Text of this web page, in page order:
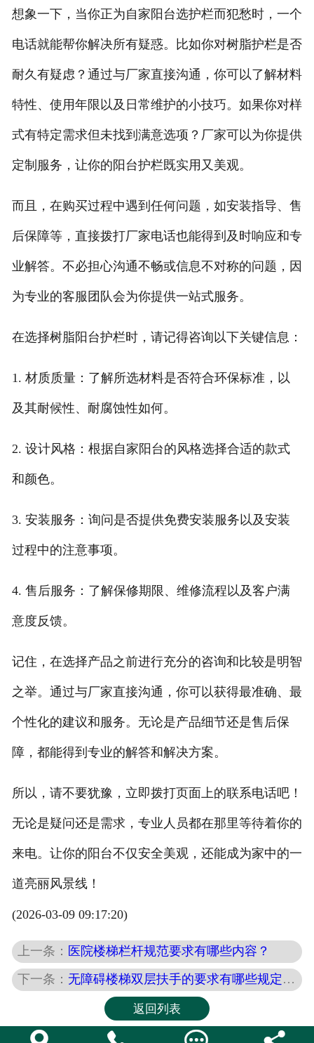
想象一下，当你正为自家阳台选护栏而犯愁时，一个
电话就能帮你解决所有疑惑。比如你对树脂护栏是否
耐久有疑虑？通过与厂家直接沟通，你可以了解材料
特性、使用年限以及日常维护的小技巧。如果你对样
式有特定需求但未找到满意选项？厂家可以为你提供
定制服务，让你的阳台护栏既实用又美观。
而且，在购买过程中遇到任何问题，如安装指导、售
后保障等，直接拨打厂家电话也能得到及时响应和专
业解答。不必担心沟通不畅或信息不对称的问题，因
为专业的客服团队会为你提供一站式服务。
在选择树脂阳台护栏时，请记得咨询以下关键信息：
1. 材质质量：了解所选材料是否符合环保标准，以
及其耐候性、耐腐蚀性如何。
2. 设计风格：根据自家阳台的风格选择合适的款式
和颜色。
3. 安装服务：询问是否提供免费安装服务以及安装
过程中的注意事项。
4. 售后服务：了解保修期限、维修流程以及客户满
意度反馈。
记住，在选择产品之前进行充分的咨询和比较是明智
之举。通过与厂家直接沟通，你可以获得最准确、最
个性化的建议和服务。无论是产品细节还是售后保
障，都能得到专业的解答和解决方案。
所以，请不要犹豫，立即拨打页面上的联系电话吧！
无论是疑问还是需求，专业人员都在那里等待着你的
来电。让你的阳台不仅安全美观，还能成为家中的一
道亮丽风景线！
(2026-03-09 09:17:20)
上一条： 医院楼梯栏杆规范要求有哪些内容？
下一条： 无障碍楼梯双层扶手的要求有哪些规定呢？
返回列表